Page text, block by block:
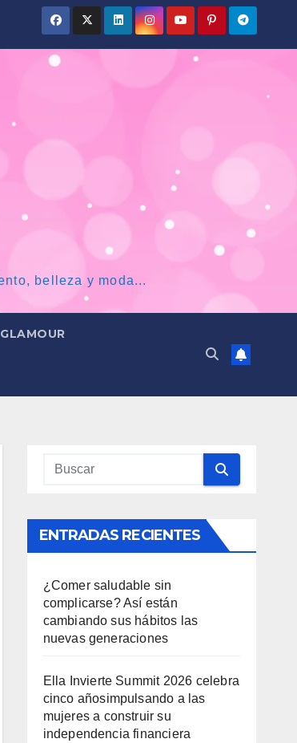
belleza y moda...
GLAMOUR
ENTRADAS RECIENTES
¿Comer saludable sin
complicarse? Así están
cambiando sus hábitos las
nuevas generaciones
Ella Invierte Summit 2026 celebra
cinco añosimpulsando a las
mujeres a construir su
independencia financiera